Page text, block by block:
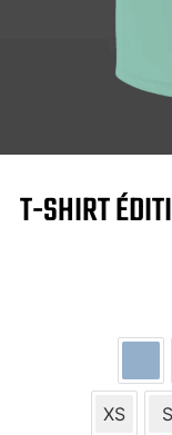
T-SHIRT
XS S